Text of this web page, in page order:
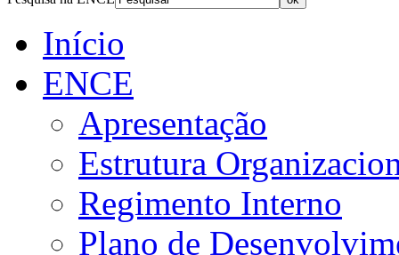
Início
ENCE
Apresentação
Estrutura
Regimento Interno
Plano de